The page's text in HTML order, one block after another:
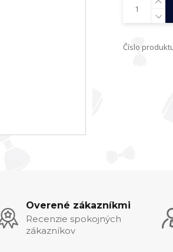
Číslo
Overené zákazníkmi
Recenzie spokojných
zákazníkov